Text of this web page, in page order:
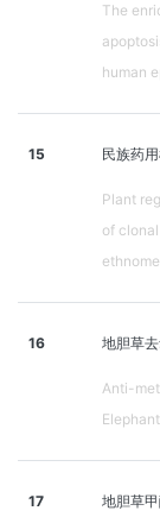
The
human
15 民族药
Plant
of
16 地胆草
Anti-
17
地胆草